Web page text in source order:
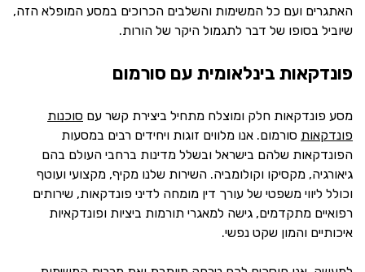
האתגרים ועם כל המשימות והשלבים הכרוכים במסע המופלא הזה,
שיוביל בסופו של דבר לתגמול היקר של הורות.
פונדקאות בינלאומית עם סורמום
מסע פונדקאות חלק ומוצלח מתחיל ביצירת קשר עם סוכנות
פונדקאות סורמום. אנו מלווים זוגות ויחידים רבים במסעות
הפונדקאות שלהם בישראל ובשלל מדינות ברחבי העולם בהם
גיאורגיה, מקסיקו וקולומביה. השירות שלנו מקיף, מקצועי ועוטף
וכולל ליווי משפטי של עורך דין מומחה לדיני פונדקאות, שירותים
רפואיים מתקדמים, גישה למאגרי תורמות ביציות ופונדקאיות
איכותיים והמון שקט נפשי.